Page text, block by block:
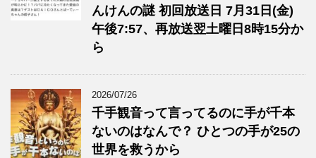
んけんの謎 初回放送日 7月31日(金)
午後7:57、再放送翌土曜日8時15分か
ら
2026/07/26
千手観音って言ってるのに手が千本
ないのはなんで？ ひとつの手が25の
世界を救うから